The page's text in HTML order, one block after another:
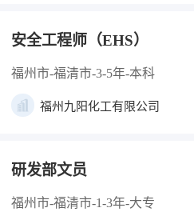
安全工程师（EHS）
福州市-福清市-3-5年-本科
福州九阳化工有限公司
研发部文员
福州市-福清市-1-3年-大专